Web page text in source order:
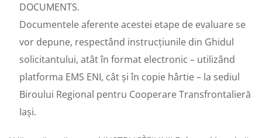
DOCUMENTS.
Documentele aferente acestei etape de evaluare se
vor depune, respectând instrucțiunile din Ghidul
solicitantului, atât în format electronic – utilizând
platforma EMS ENI, cât și în copie hârtie – la sediul
Biroului Regional pentru Cooperare Transfrontalieră
Iași.